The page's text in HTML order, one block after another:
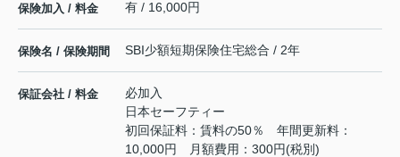
保険加入 / 料金 有 / 16,000円
保険名 / 保険期間 SBI少額短期保険住宅総合 / 2年
保証会社 / 料金
必加入
日本セーフティー
初回保証料：賃料の50％ 年間更新料：
10,000円 月額費用：300円(税別)